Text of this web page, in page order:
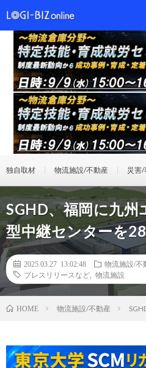
独自取材 物流施設/不動産 災害
SGHD、福岡に九
型中継センターを
2025.03.27 13:02:48
物流施設/不
プレスリリースなど
物流施設
HOME 物流施設/不動産